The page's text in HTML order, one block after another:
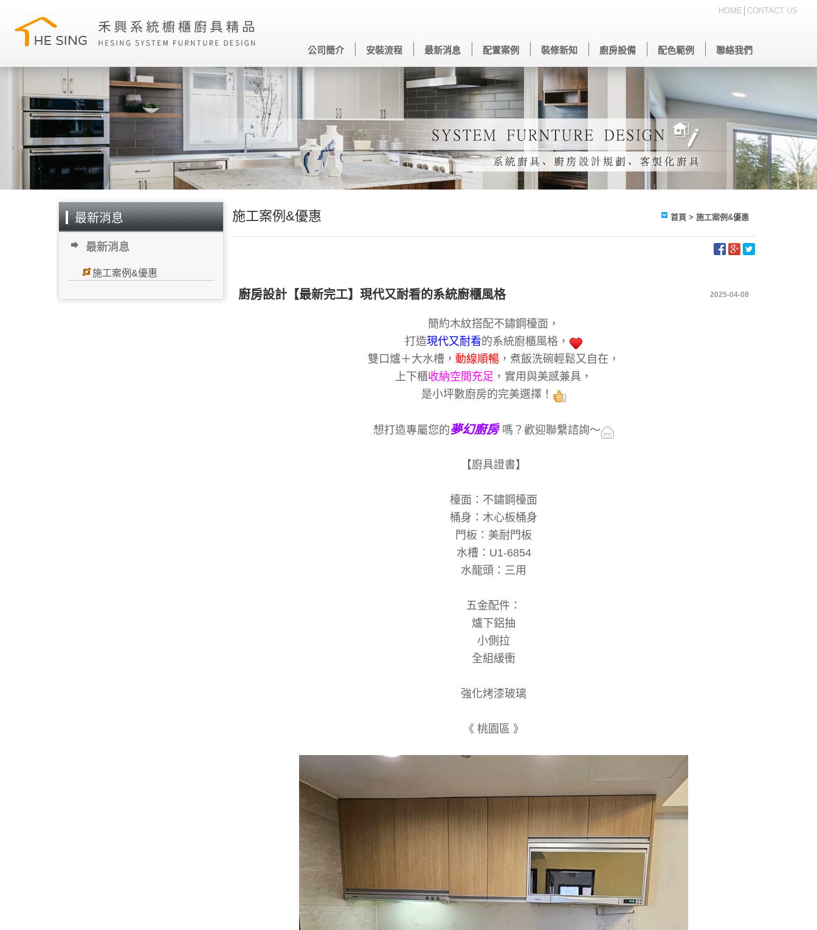
HOME CONTACT US
公司簡介 安裝流程 最新消息 配置案例 裝修新知 廚房設備 配色範例 聯絡我們
最新消息
最新消息
施工案例&優惠
施工案例&優惠 首頁 > 施工案例&優惠
廚房設計【最新完工】現代又耐看的系統廚櫃風格 2025-04-08
簡約木紋搭配不鏽鋼檯面，
打造現代又耐看的系統廚櫃風格，
雙口爐＋大水槽， 動線順暢 ，煮飯洗碗輕鬆又自在，
上下櫃收納空間充足 ，實用與美感兼具，
是小坪數廚房的完美選擇！
想打造專屬您的夢幻廚房 嗎？歡迎聯繫諮詢～
【廚具證書】
檯面：不鏽鋼檯面
桶身：木心板桶身
門板：美耐門板
水槽：U1-6854
水龍頭：三用
五金配件：
爐下鋁抽
小側拉
全組緩衝
強化烤漆玻璃
《 桃園區 》